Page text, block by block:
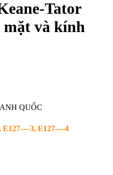
Tator
mặt và kính
QUỐC
E127----3, E127----4